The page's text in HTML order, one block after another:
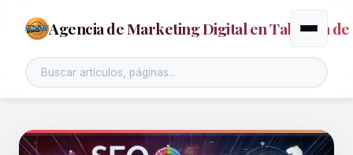
Agencia de Marketing Digital en Talavera de
Alternar